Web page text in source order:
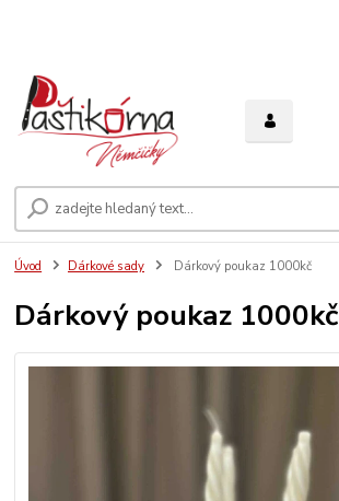
Úvod Dárkové sady Dárkový poukaz 1000kč
Dárkový poukaz 1000kč